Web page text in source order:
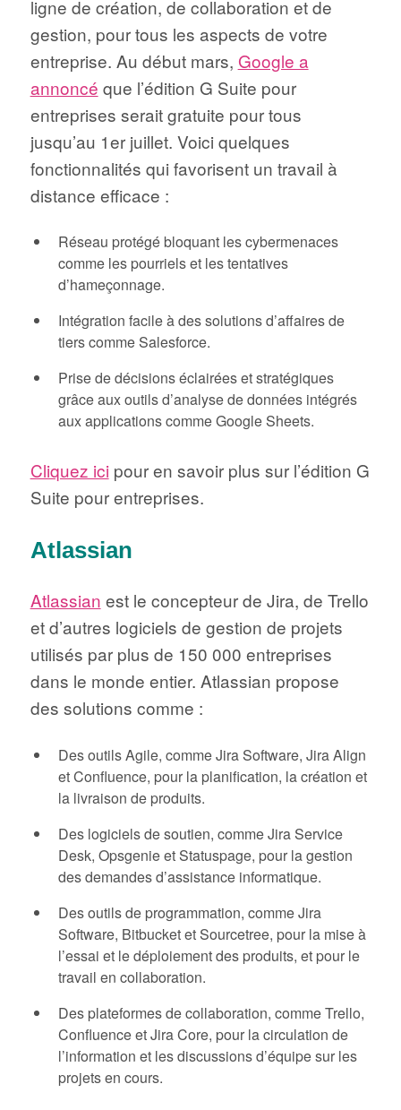
ligne de création, de collaboration et de
gestion, pour tous les aspects de votre
entreprise. Au début mars, Google a
annoncé que l’édition G Suite pour
entreprises serait gratuite pour tous
jusqu’au 1er juillet. Voici quelques
fonctionnalités qui favorisent un travail à
distance efficace :
Réseau protégé bloquant les cybermenaces
comme les pourriels et les tentatives
d’hameçonnage.
Intégration facile à des solutions d’affaires de
tiers comme Salesforce.
Prise de décisions éclairées et stratégiques
grâce aux outils d’analyse de données intégrés
aux applications comme Google Sheets.
Cliquez ici pour en savoir plus sur l’édition G
Suite pour entreprises.
Atlassian
Atlassian est le concepteur de Jira, de Trello
et d’autres logiciels de gestion de projets
utilisés par plus de 150 000 entreprises
dans le monde entier. Atlassian propose
des solutions comme :
Des outils Agile, comme Jira Software, Jira Align
et Confluence, pour la planification, la création et
la livraison de produits.
Des logiciels de soutien, comme Jira Service
Desk, Opsgenie et Statuspage, pour la gestion
des demandes d’assistance informatique.
Des outils de programmation, comme Jira
Software, Bitbucket et Sourcetree, pour la mise à
l’essai et le déploiement des produits, et pour le
travail en collaboration.
Des plateformes de collaboration, comme Trello,
Confluence et Jira Core, pour la circulation de
l’information et les discussions d’équipe sur les
projets en cours.